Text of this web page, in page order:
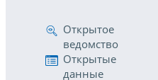
Открытое
ведомство
Открытые
данные